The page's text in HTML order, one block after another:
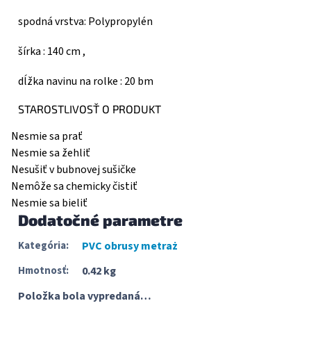
spodná vrstva: Polypropylén
šírka : 140 cm ,
dĺžka navinu na rolke : 20 bm
STAROSTLIVOSŤ O PRODUKT
Nesmie sa prať
Nesmie sa žehliť
Nesušiť v bubnovej sušičke
Nemôže sa chemicky čistiť
Nesmie sa bieliť
Dodatočné parametre
Kategória: PVC obrusy metraż
Hmotnosť:
0.42 kg
Položka bola vypredaná…